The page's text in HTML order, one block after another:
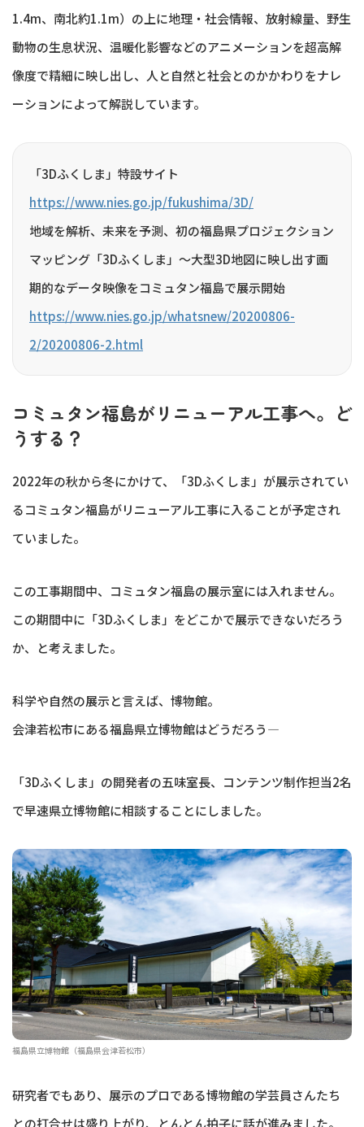
1.4m、南北約1.1m）の上に地理・社会情報、放射線量、野生
動物の生息状況、温暖化影響などのアニメーションを超高解
像度で精細に映し出し、人と自然と社会とのかかわりをナレ
ーションによって解説しています。
「3Dふくしま」特設サイト
https://www.nies.go.jp/fukushima/3D/
地域を解析、未来を予測、初の福島県プロジェクション
マッピング「3Dふくしま」～大型3D地図に映し出す画
期的なデータ映像をコミュタン福島で展示開始
https://www.nies.go.jp/whatsnew/20200806-
2/20200806-2.html
コミュタン福島がリニューアル工事へ。ど
うする？
2022年の秋から冬にかけて、「3Dふくしま」が展示されてい
るコミュタン福島がリニューアル工事に入ることが予定され
ていました。
この工事期間中、コミュタン福島の展示室には入れません。
この期間中に「3Dふくしま」をどこかで展示できないだろう
か、と考えました。
科学や自然の展示と言えば、博物館。
会津若松市にある福島県立博物館はどうだろう—
「3Dふくしま」の開発者の五味室長、コンテンツ制作担当2名
で早速県立博物館に相談することにしました。
福島県立博物館（福島県会津若松市）
研究者でもあり、展示のプロである博物館の学芸員さんたち